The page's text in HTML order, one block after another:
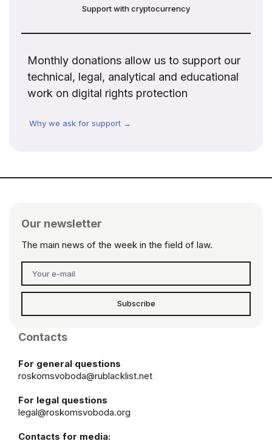
Support with cryptocurrency
Monthly donations allow us to support our
technical, legal, analytical and educational
work on digital rights protection
Why we ask for support →
Our newsletter
The main news of the week in the field of law.
Subscribe
Contacts
For general questions
roskomsvoboda@rublacklist.net
For legal questions
legal@roskomsvoboda.org
Contacts for media: